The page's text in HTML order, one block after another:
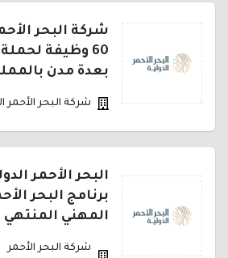
شركة البحر
60 وظيفة
بعدة مدن
شركة البحر الأحمر
البحر الأحمر
برنامج البحر
المهني المنتهي
شركة البحر الأحمر